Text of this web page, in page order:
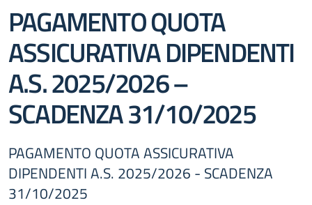
PAGAMENTO QUOTA
ASSICURATIVA DIPENDENTI
A.S. 2025/2026 –
SCADENZA 31/10/2025
PAGAMENTO QUOTA ASSICURATIVA
DIPENDENTI A.S. 2025/2026 - SCADENZA
31/10/2025